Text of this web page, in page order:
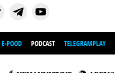
E-POOD PODCAST TELEGRAMPLAY